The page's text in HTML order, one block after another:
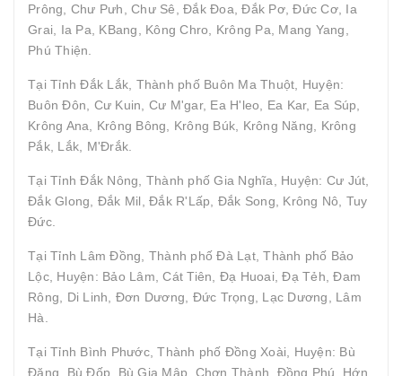
Prông, Chư Pưh, Chư Sê, Đắk Đoa, Đắk Pơ, Đức Cơ, Ia
Grai, Ia Pa, KBang, Kông Chro, Krông Pa, Mang Yang,
Phú Thiện.
Tại Tỉnh Đắk Lắk, Thành phố Buôn Ma Thuột, Huyện:
Buôn Đôn, Cư Kuin, Cư M'gar, Ea H'leo, Ea Kar, Ea Súp,
Krông Ana, Krông Bông, Krông Búk, Krông Năng, Krông
Pắk, Lắk, M'Đrắk.
Tại Tỉnh Đắk Nông, Thành phố Gia Nghĩa, Huyện: Cư Jút,
Đắk Glong, Đắk Mil, Đắk R'Lấp, Đắk Song, Krông Nô, Tuy
Đức.
Tại Tỉnh Lâm Đồng, Thành phố Đà Lạt, Thành phố Bảo
Lộc, Huyện: Bảo Lâm, Cát Tiên, Đạ Huoai, Đạ Tẻh, Đam
Rông, Di Linh, Đơn Dương, Đức Trọng, Lạc Dương, Lâm
Hà.
Tại Tỉnh Bình Phước, Thành phố Đồng Xoài, Huyện: Bù
Đăng, Bù Đốp, Bù Gia Mập, Chơn Thành, Đồng Phú, Hớn